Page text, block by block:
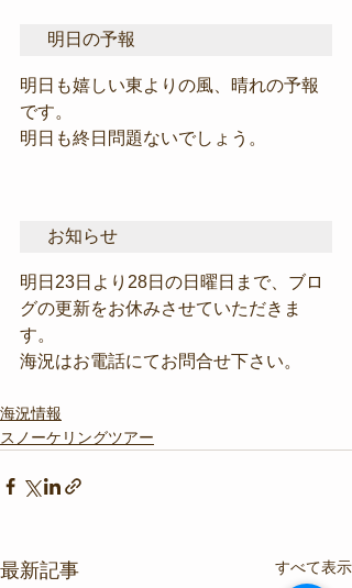
明日の予報
明日も嬉しい東よりの風、晴れの予報
です。
明日も終日問題ないでしょう。
お知らせ
明日23日より28日の日曜日まで、ブロ
グの更新をお休みさせていただきま
す。
海況はお電話にてお問合せ下さい。
海況情報
スノーケリングツアー
最新記事 すべて表示